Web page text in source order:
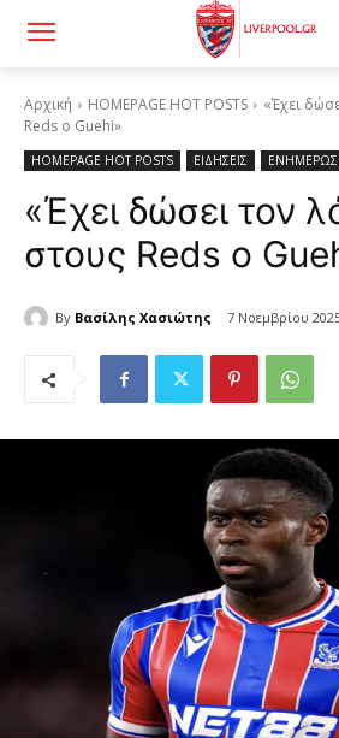
Αρχική HOMEPAGE HOT POSTS
«Έχει
Reds ο Guehi»
HOMEPAGE HOT POSTS ΕΙΔΗΣΕΙΣ
«Έχει δώσει τον
στους Reds ο
By Βασίλης Χασιώτης 7 Νοεμβρίου